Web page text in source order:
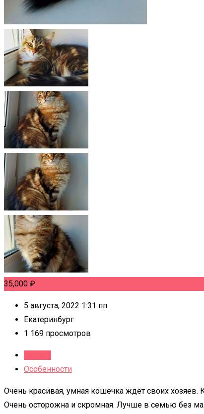
35,000 ₽
5 августа, 2022 1:31 пп
Екатеринбург
1 169 просмотров
Особенности
Очень красивая, умная кошечка ждёт своих хозяев.
Очень осторожна и скромная. Лучше в семью без